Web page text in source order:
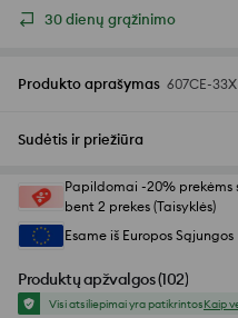
30 dienų grąžinimo
Produkto aprašymas 607CE-33X
Sudėtis ir priežiūra
Papildomai -20%
bent 2 prekes (Taisyklės)
Esame iš Europos Sąjungos
Produktų apžvalgos(102)
Visi atsiliepimai yra patikrintosKaip